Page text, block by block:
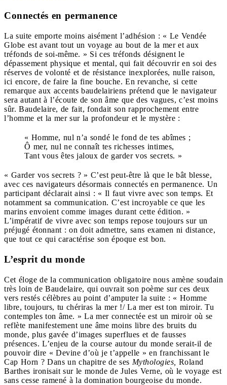
Connectés en permanence
La suite emporte moins aisément l’adhésion : « Le Vendée
Globe est avant tout un voyage au bout de la mer et aux
tréfonds de soi-même. » Si ces tréfonds désignent le
dépassement physique et mental, qui fait découvrir en soi des
réserves de volonté et de résistance inexplorées, nulle raison,
ici encore, de faire la fine bouche. En revanche, si cette
remarque aux accents baudelairiens prétend que le navigateur
sera autant à l’écoute de son âme que des vagues, c’est moins
sûr. Baudelaire, de fait, fondait son rapprochement entre
l’homme et la mer sur la profondeur et le mystère :
« Homme, nul n’a sondé le fond de tes abîmes ;
Ô mer, nul ne connaît tes richesses intimes,
Tant vous êtes jaloux de garder vos secrets. »
« Garder vos secrets ? » C’est peut-être là que le bât blesse,
avec ces navigateurs désormais connectés en permanence. Un
participant déclarait ainsi : « Il faut vivre avec son temps. Et
notamment sa communication. C’est incroyable ce que les
marins envoient comme images durant cette édition. »
L’impératif de vivre avec son temps repose toujours sur un
préjugé étonnant : on doit admettre, sans examen ni distance,
que tout ce qui caractérise son époque est bon.
L’esprit du monde
Cet éloge de la communication obligatoire nous amène soudain
très loin de Baudelaire, qui ouvrait son poème sur ces deux
vers restés célèbres au point d’amputer la suite : « Homme
libre, toujours, tu chériras la mer !/ La mer est ton miroir. Tu
contemples ton âme. » La mer connectée est un miroir où se
reflète manifestement une âme moins libre des bruits du
monde, plus gavée d’images superflues et de fausses
présences. L’enjeu de la course autour du monde serait-il de
pouvoir dire « Devine d’où je t’appelle » en franchissant le
Cap Horn ? Dans un chapitre de ses Mythologies, Roland
Barthes ironisait sur le monde de Jules Verne, où le voyage est
sans cesse ramené à la domination bourgeoise du monde.